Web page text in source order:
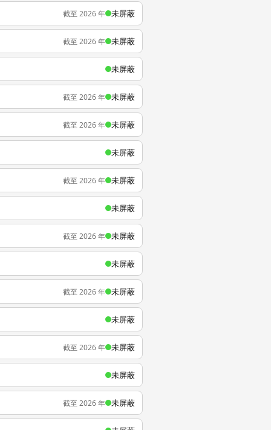
截至 2026 年 未屏蔽
截至 2026 年 未屏蔽
未屏蔽
截至 2026 年 未屏蔽
截至 2026 年 未屏蔽
未屏蔽
截至 2026 年 未屏蔽
未屏蔽
截至 2026 年 未屏蔽
未屏蔽
截至 2026 年 未屏蔽
未屏蔽
截至 2026 年 未屏蔽
未屏蔽
截至 2026 年 未屏蔽